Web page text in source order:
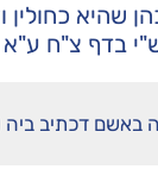
שהיא
בדף צ"ח
באשם דכתיב